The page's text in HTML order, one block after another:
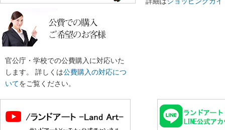
官公庁・学校での公費購入に対応いた
します。 詳しくは公費購入の対応につ
いてをご覧ください。